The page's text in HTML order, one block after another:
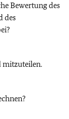
Bewertung des
des
mitzuteilen.